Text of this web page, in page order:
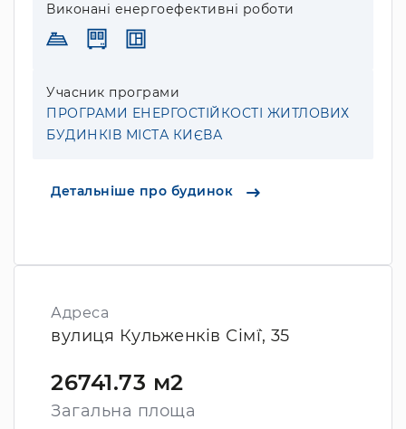
Виконані енергоефективні роботи
Учасник програми
ПРОГРАМИ ЕНЕРГОСТІЙКОСТІ ЖИТЛОВИХ
БУДИНКІВ МІСТА КИЄВА
Детальніше про будинок
Адреса
вулиця Кульженків Сім`ї, 35
26741.73 м2
Загальна площа